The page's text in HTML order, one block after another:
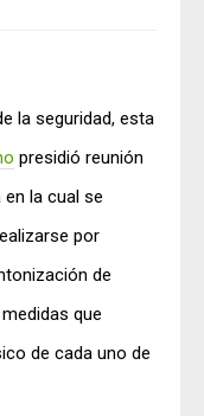
la seguridad, esta
presidió reunión
en la cual se
por
de
que
de cada uno de